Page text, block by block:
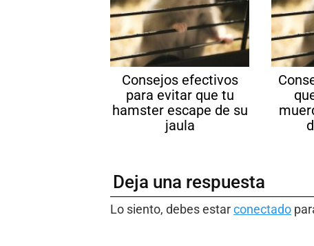
Consejos efectivos
para evitar que tu
hamster escape de su
jaula
Deja una respuesta
Lo siento, debes estarconectado